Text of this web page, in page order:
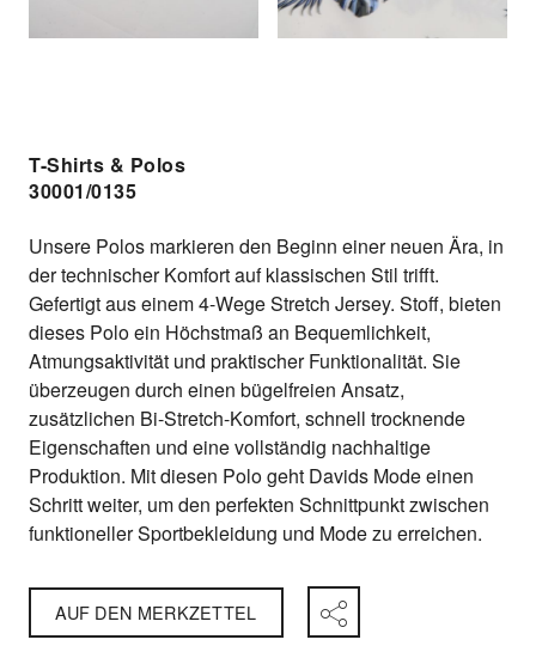
T-Shirts & Polos
30001/0135
Unsere Polos markieren den Beginn einer neuen Ära, in
der technischer Komfort auf klassischen Stil trifft.
Gefertigt aus einem 4-Wege Stretch Jersey. Stoff, bieten
dieses Polo ein Höchstmaß an Bequemlichkeit,
Atmungsaktivität und praktischer Funktionalität. Sie
überzeugen durch einen bügelfreien Ansatz,
zusätzlichen Bi-Stretch-Komfort, schnell trocknende
Eigenschaften und eine vollständig nachhaltige
Produktion. Mit diesen Polo geht Davids Mode einen
Schritt weiter, um den perfekten Schnittpunkt zwischen
funktioneller Sportbekleidung und Mode zu erreichen.
AUF DEN MERKZETTEL